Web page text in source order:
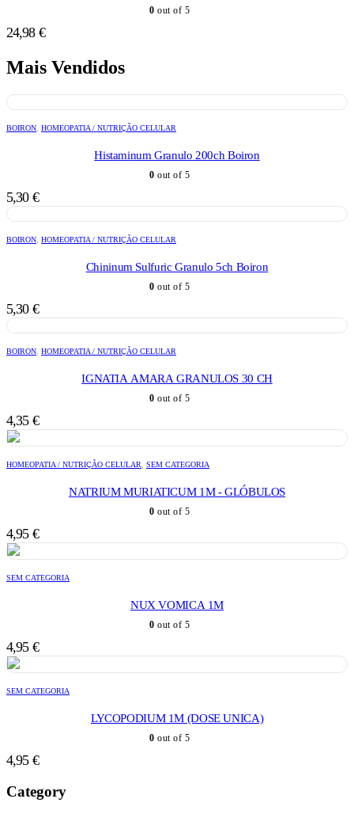
0 out of 5
24,98 €
Mais Vendidos
BOIRON HOMEOPATIA / NUTRIÇÃO CELULAR
Histaminum Granulo 200ch Boiron
0 out of 5
5,30 €
BOIRON HOMEOPATIA / NUTRIÇÃO CELULAR
Chininum Sulfuric Granulo 5ch Boiron
0 out of 5
5,30 €
BOIRON HOMEOPATIA / NUTRIÇÃO CELULAR
IGNATIA AMARA GRANULOS 30 CH
0 out of 5
4,35 €
HOMEOPATIA / NUTRIÇÃO CELULAR SEM CATEGORIA
NATRIUM MURIATICUM 1M - GLÓBULOS
0 out of 5
4,95 €
SEM CATEGORIA
NUX VOMICA 1M
0 out of 5
4,95 €
SEM CATEGORIA
LYCOPODIUM 1M (DOSE UNICA)
0 out of 5
4,95 €
Category